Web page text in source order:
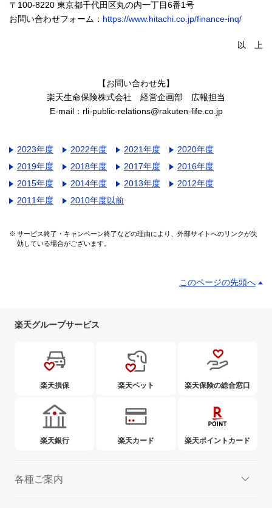
〒100-8220 東京都千代田区丸の内一丁目6番1号
お問い合わせフォーム： https://www.hitachi.co.jp/finance-inq/
以 上
【お問い合わせ先】
楽天生命保険株式会社 経営企画部 広報担当
E-mail：rli-public-relations@rakuten-life.co.jp
2023年度 2022年度 2021年度
2020年度
2019年度
2018年度 2017年度
2016年度
2015年度
2014年度 2013年度
2012年度
2011年度
2010年度以前
サービス終了・キャンペーン終了などの理由により、外部サイトへのリンクが失
効している場合がございます。
このページの先頭へ
楽天グループサービス
楽天損保 楽天ペット 楽天保険の総合窓口
楽天銀行 楽天カード 楽天ポイントカード
各種ご案内